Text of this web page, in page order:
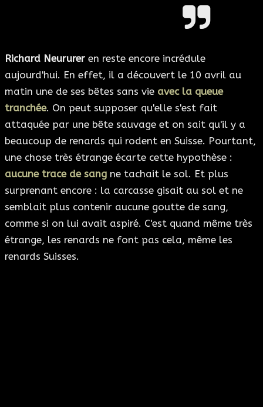
Richard Neururer en reste encore incrédule
aujourd'hui. En effet, il a découvert le 10 avril au
matin une de ses bêtes sans vie avec la queue
tranchée. On peut supposer qu'elle s'est fait
attaquée par une bête sauvage et on sait qu'il y a
beaucoup de renards qui rodent en Suisse. Pourtant,
une chose très étrange écarte cette hypothèse :
aucune trace de sang ne tachait le sol. Et plus
surprenant encore : la carcasse gisait au sol et ne
semblait plus contenir aucune goutte de sang,
comme si on lui avait aspiré. C'est quand même très
étrange, les renards ne font pas cela, même les
renards Suisses.